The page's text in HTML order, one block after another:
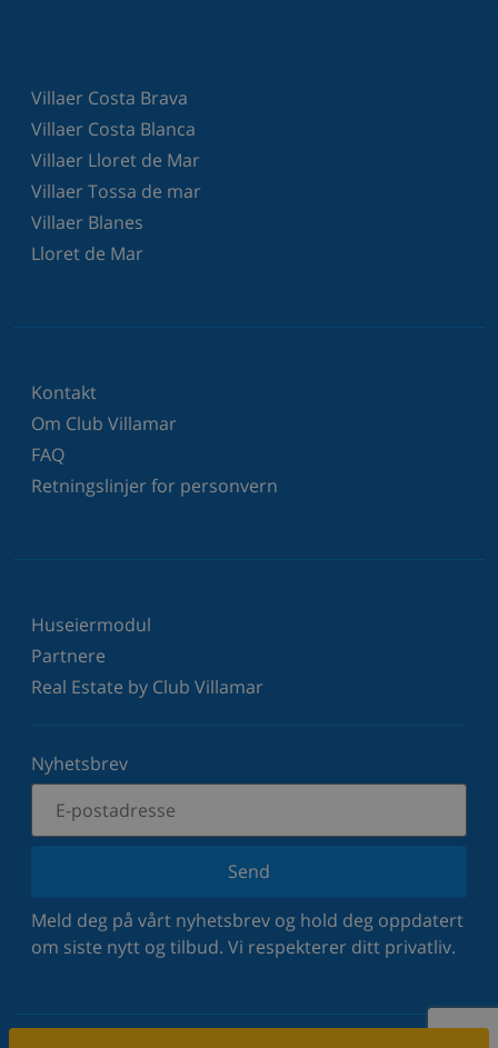
Villaer Costa Brava
Villaer Costa Blanca
Villaer Lloret de Mar
Villaer Tossa de mar
Villaer Blanes
Lloret de Mar
Kontakt
Om Club Villamar
FAQ
Retningslinjer for personvern
Huseiermodul
Partnere
Real Estate by Club Villamar
Nyhetsbrev
Send
Meld deg på vårt nyhetsbrev og hold deg oppdatert
om siste nytt og tilbud. Vi respekterer ditt privatliv.